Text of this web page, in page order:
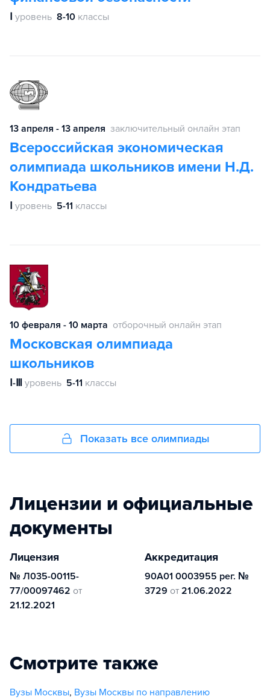
Ⅰ уровень 8-10 классы
13 апреля - 13 апреля заключительный онлайн этап
Всероссийская экономическая
олимпиада школьников имени Н.Д.
Кондратьева
Ⅰ уровень 5-11 классы
10 февраля - 10 марта отборочный онлайн этап
Московская олимпиада
школьников
Ⅰ-Ⅲ уровень 5-11 классы
Показать все олимпиады
Лицензии и официальные
документы
Лицензия
№ Л035-00115-
77/00097462 от
21.12.2021
Аккредитация
90А01 0003955 рег. №
3729 от 21.06.2022
Смотрите также
Вузы Москвы, Вузы Москвы по направлению